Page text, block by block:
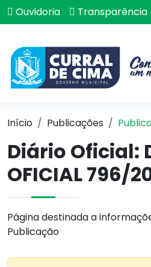
Ouvidoria Transparência
Início Publicações
Diário Oficial:
OFICIAL 796/
Página destinada a
Publicação